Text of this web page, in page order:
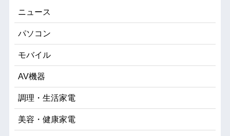
ニュース
パソコン
モバイル
AV機器
調理・生活家電
美容・健康家電